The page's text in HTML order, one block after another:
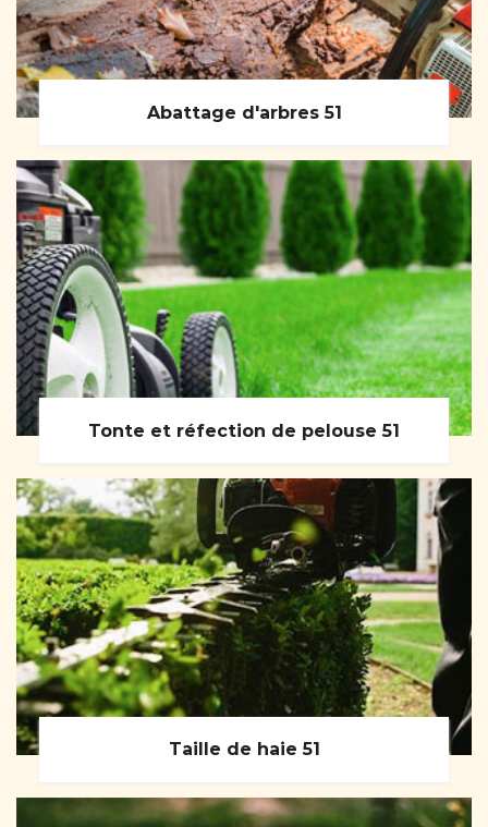
Abattage d'arbres 51
Tonte et réfection de pelouse 51
Taille de haie 51